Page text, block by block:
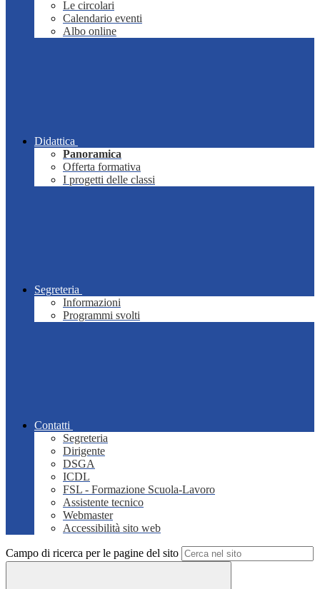
Le circolari
Calendario eventi
Albo online
Didattica
Panoramica
Offerta formativa
I progetti delle classi
Segreteria
Informazioni
Programmi svolti
Contatti
Segreteria
Dirigente
DSGA
ICDL
FSL - Formazione Scuola-Lavoro
Assistente tecnico
Webmaster
Accessibilità sito web
Campo di ricerca per le pagine del sito